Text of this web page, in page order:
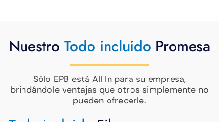
Nuestro Todo incluido Promesa
Sólo EPB está All In para su empresa,
brindándole ventajas que otros simplemente no
pueden ofrecerle.